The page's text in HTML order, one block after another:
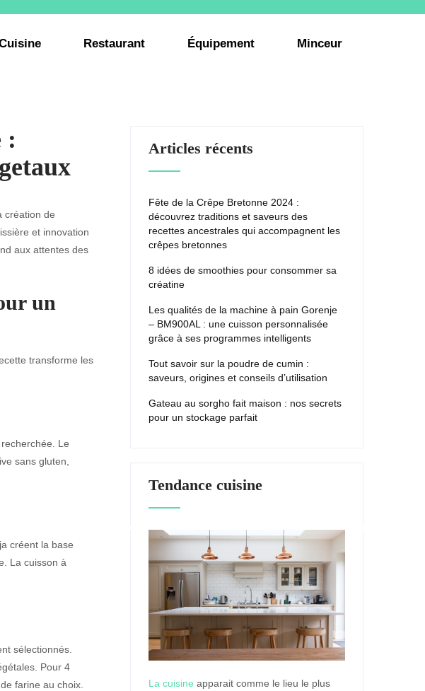
Restaurant Équipement Minceur
:
création de
et innovation
aux attentes des
un
transforme les
Le
sans gluten,
créent la base
La cuisson à
sélectionnés.
Pour 4
farine au choix.
Articles récents
Fête de la Crêpe Bretonne 2024 :
découvrez traditions et saveurs des
recettes ancestrales qui accompagnent les
crêpes bretonnes
8 idées de smoothies pour consommer sa
créatine
Les qualités de la machine à pain Gorenje
– BM900AL : une cuisson personnalisée
grâce à ses programmes intelligents
Tout savoir sur la poudre de cumin :
saveurs, origines et conseils d’utilisation
Gateau au sorgho fait maison : nos secrets
pour un stockage parfait
Tendance cuisine
La cuisine apparait comme le lieu le plus